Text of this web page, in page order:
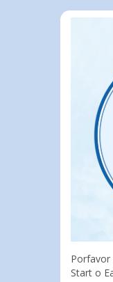
Porfavor
Start o